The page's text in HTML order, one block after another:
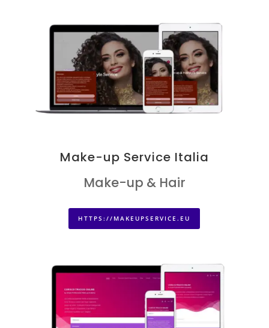
Make-up Service Italia
Make-up & Hair
HTTPS://MAKEUPSERVICE.EU